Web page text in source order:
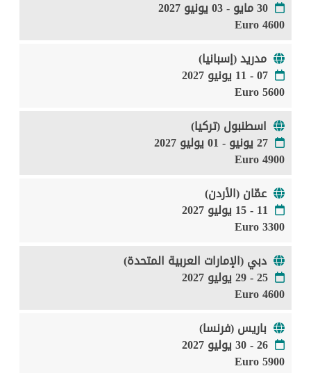
30 مايو - 03 يونيو 2027
4600 Euro
مدريد (إسبانيا)
07 - 11 يونيو 2027
5600 Euro
اسطنبول (تركيا)
27 يونيو - 01 يوليو 2027
4900 Euro
عمّان (الأردن)
11 - 15 يوليو 2027
3300 Euro
دبي (الإمارات العربية المتحدة)
25 - 29 يوليو 2027
4600 Euro
باريس (فرنسا)
26 - 30 يوليو 2027
5900 Euro